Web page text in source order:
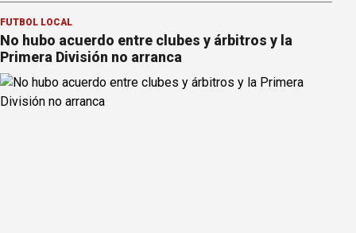
FÚTBOL LOCAL
No hubo acuerdo entre clubes y árbitros y la
Primera División no arranca